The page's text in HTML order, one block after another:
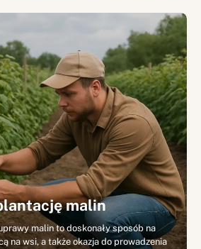
malin
malin to doskonały sposób na
na wsi, a także okazja do prowadzenia